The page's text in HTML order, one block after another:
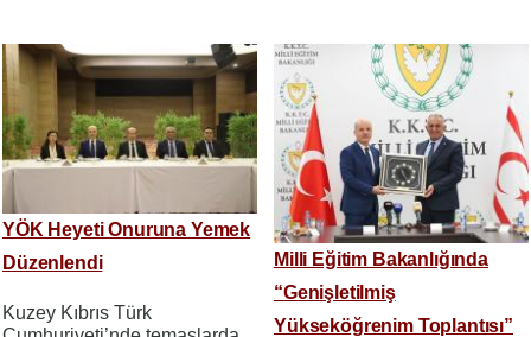
YÖK Heyeti Onuruna Yemek
Düzenlendi
Kuzey Kıbrıs Türk
Milli Eğitim Bakanlığında
“Genişletilmiş
Yükseköğrenim Toplantısı”